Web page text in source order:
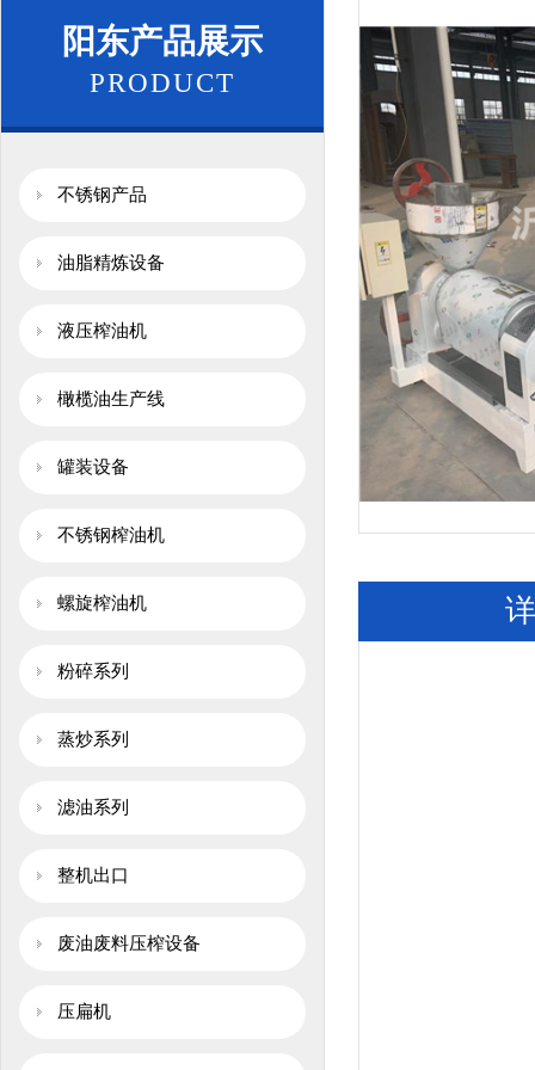
阳东产品展示
PRODUCT
不锈钢产品
油脂精炼设备
液压榨油机
橄榄油生产线
罐装设备
不锈钢榨油机
螺旋榨油机
粉碎系列
蒸炒系列
滤油系列
整机出口
废油废料压榨设备
压扁机